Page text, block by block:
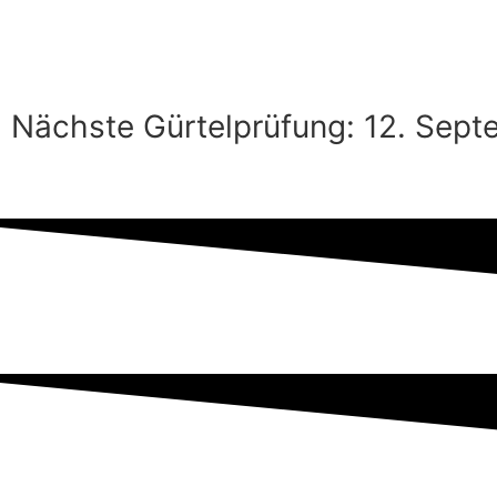
Nächste Gürtelprüfung: 12.